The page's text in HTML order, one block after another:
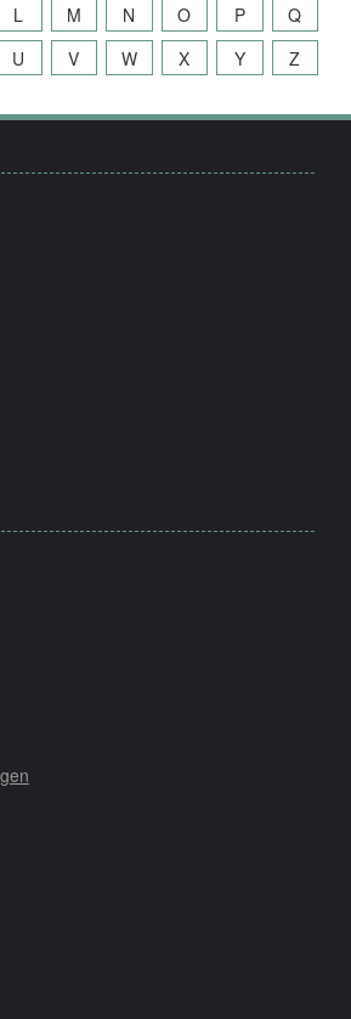
L M N O P
Q
U V W X Y Z